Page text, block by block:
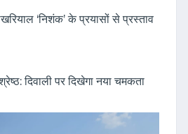
‘निशंक’ के प्रयासों से प्रस्ताव
दिवाली पर दिखेगा नया चमकता